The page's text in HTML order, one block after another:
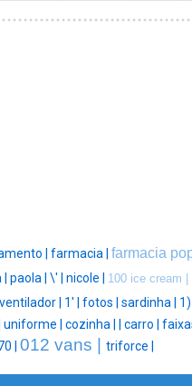
| farmacia | farmacia
paola | \' | nicole | 100 ice cream |
ventilador | 1' | fotos | sardinha | 1) |
uniforme | cozinha | carro |
| 012 vans | triforce |